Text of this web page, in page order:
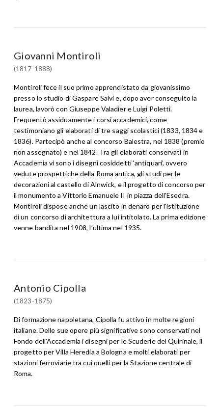
Giovanni Montiroli
(1817-1888)
Montiroli fece il suo primo apprendistato da giovanissimo
presso lo studio di Gaspare Salvi e, dopo aver conseguito la
laurea, lavorò con Giuseppe Valadier e Luigi Poletti.
Frequentò assiduamente i corsi accademici, come
testimoniano gli elaborati di tre saggi scolastici (1833, 1834 e
1836). Partecipò anche al concorso Balestra, nel 1838 (premio
non assegnato) e nel 1842. Tra gli elaborati conservati in
Accademia vi sono i disegni cosiddetti ‘antiquari’, ovvero
vedute prospettiche della Roma antica, gli studi per le
decorazioni al castello di Alnwick, e il progetto di concorso per
il monumento a Vittorio Emanuele II in piazza dell'Esedra.
Montiroli dispose anche un lascito in denaro per l'istituzione
di un concorso di architettura a lui intitolato. La prima edizione
venne bandita nel 1908, l’ultima nel 1935.
Antonio Cipolla
(1823-1875)
Di formazione napoletana, Cipolla fu attivo in molte regioni
italiane. Delle sue opere più significative sono conservati nel
Fondo dell'Accademia i disegni per le Scuderie del Quirinale, il
progetto per Villa Heredia a Bologna e molti elaborati per
stazioni ferroviarie tra cui quelli per la Stazione centrale di
Roma.